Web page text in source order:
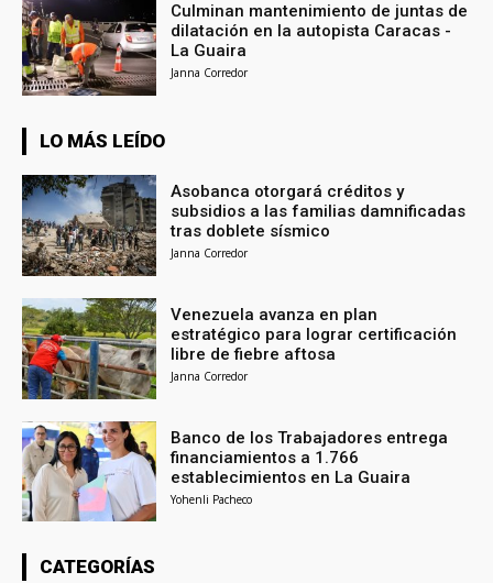
Culminan mantenimiento de juntas de
dilatación en la autopista Caracas -
La Guaira
Janna Corredor
LO MÁS LEÍDO
Asobanca otorgará créditos y
subsidios a las familias damnificadas
tras doblete sísmico
Janna Corredor
Venezuela avanza en plan
estratégico para lograr certificación
libre de fiebre aftosa
Janna Corredor
Banco de los Trabajadores entrega
financiamientos a 1.766
establecimientos en La Guaira
Yohenli Pacheco
CATEGORÍAS